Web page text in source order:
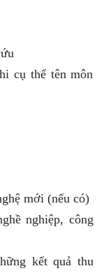
cụ thể tên môn
mới (nếu có)
nghiệp, công
kết quả thu